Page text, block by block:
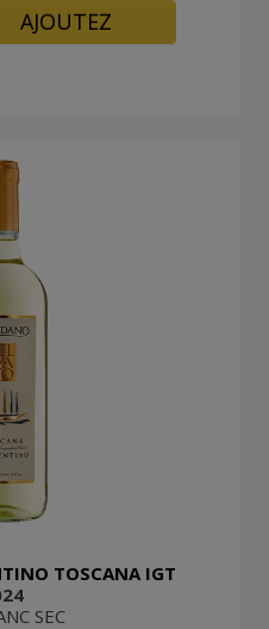
AJOUTEZ
TOSCANA IGT
SEC